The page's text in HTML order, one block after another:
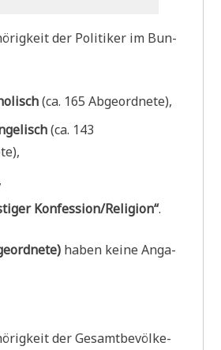
der Poli­ti­ker im Bun­
(ca. 165 Abgeordnete),
(ca. 143
,
Konfession/Religion“.
haben kei­ne Anga­
der Gesamt­be­völ­ke­